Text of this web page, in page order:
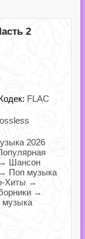
2
FLAC
2026
Шансон
Поп музыка
Хиты →
→
музыка